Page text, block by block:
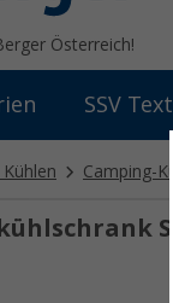
Österreich!
SSV
Camping-